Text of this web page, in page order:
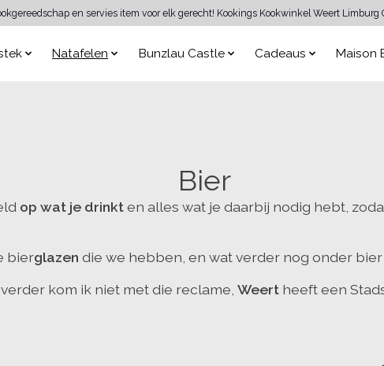
en servies item voor elk gerecht! Kookings Kookwinkel Weert
Natafelen Bunzlau Castle Cadeaus Maison
Bier
op wat je drinkten alles wat je daarbij nodig hebt,
bierglazen die we hebben, en wat verder nog onder
kom ik niet met die reclame, Weert heeft een